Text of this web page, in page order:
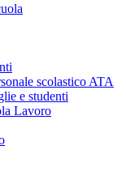
scolastico ATA
e studenti
Lavoro